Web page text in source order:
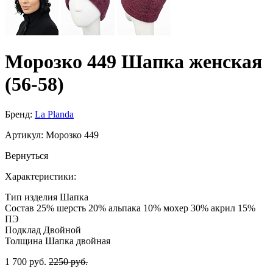
Морозко 449 Шапка женская
(56-58)
Бренд: La Planda
Артикул: Морозко 449
Вернуться
Характеристики:
Тип изделия Шапка
Состав 25% шерсть 20% альпака 10% мохер 30% акрил 15%
ПЭ
Подклад Двойной
Толщина Шапка двойная
1 700 руб. 2250 руб.